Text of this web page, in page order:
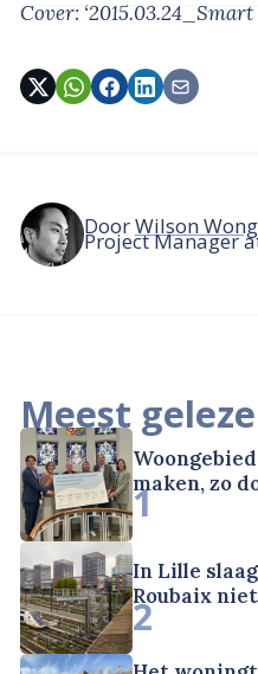
Cover:
DoorWilson Wong
Project Manager
Meest
maken, zo
1
In Lille
Roubaix niet
2